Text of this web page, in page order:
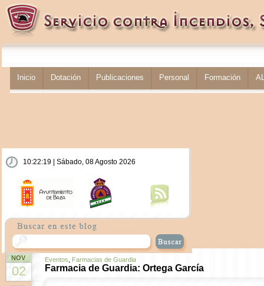
Inicio Dotación Publicaciones Personal Formación
10:22:20 | Sábado, 08 Agosto 2026
NOV
02
Eventos Farmacias de Guardia
Farmacia de Guardia: Ortega García